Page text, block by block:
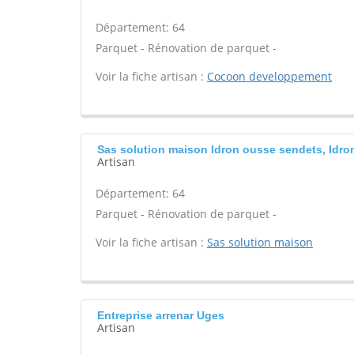
Département: 64
Parquet - Rénovation de parquet -
Voir la fiche artisan : Cocoon developpement
Sas solution maison Idron ousse sendets,
Artisan
Département: 64
Parquet - Rénovation de parquet -
Voir la fiche artisan : Sas solution maison
Entreprise arrenar Uges
Artisan